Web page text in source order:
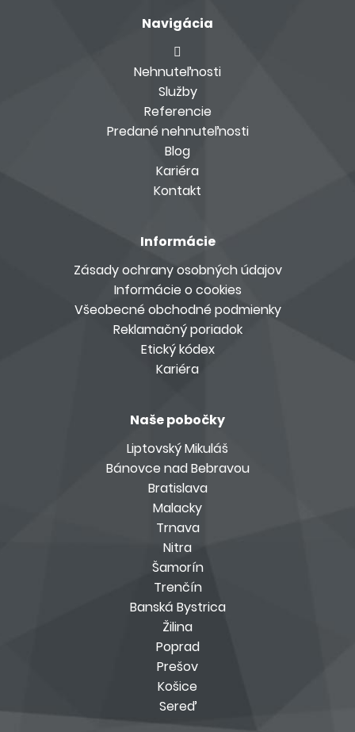
Navigácia
Nehnuteľnosti
Služby
Referencie
Predané nehnuteľnosti
Blog
Kariéra
Kontakt
Informácie
Zásady ochrany osobných údajov
Informácie o cookies
Všeobecné obchodné podmienky
Reklamačný poriadok
Etický kódex
Kariéra
Naše pobočky
Liptovský Mikuláš
Bánovce nad Bebravou
Bratislava
Malacky
Trnava
Nitra
Šamorín
Trenčín
Banská Bystrica
Žilina
Poprad
Prešov
Košice
Sereď